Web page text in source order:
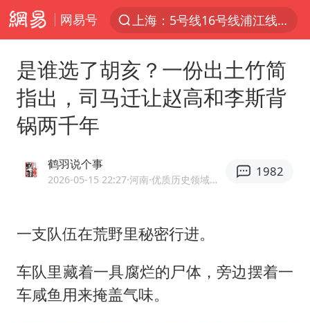
网易号
上半年我国经营主体结构持续优化
上海全域长途客运班次全部停运
今日15时起福州地铁高架区段停运
王艺迪2-4不敌张本美和止步4强
2025年小学教师减少13.19万
是谁选了胡亥？一份出土竹简
指出，司马迁让赵高和李斯背
锅两千年
鹤羽说个事
2026-05-15 22:27·河南 ·优质历史领域创作者
1982
一支队伍在荒野里秘密行进。
车队里藏着一具腐烂的尸体，旁边摆着一
车咸鱼用来掩盖气味。